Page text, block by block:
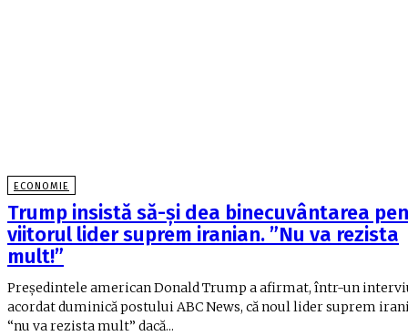
ECONOMIE
Trump insistă să-și dea binecuvântarea
viitorul lider suprem iranian. ”Nu va rezista
mult!”
Preşedintele american Donald Trump a afirmat, într-un
acordat duminică postului ABC News, că noul lider suprem
“nu va rezista mult” dacă...